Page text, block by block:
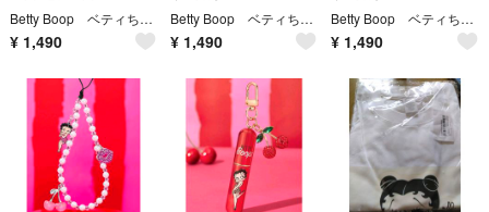
Betty Boop ベティちゃん バッジ ブローチ
¥ 1,490
Betty Boop ベティちゃん キーホルダー リップホルダー シルバー
¥ 1,490
Betty Boop ベティちゃん キーホルダー リップホルダー ゴールド
¥ 1,490